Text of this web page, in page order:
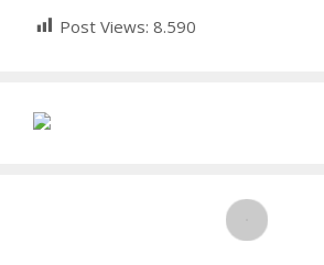
Post Views: 8.590